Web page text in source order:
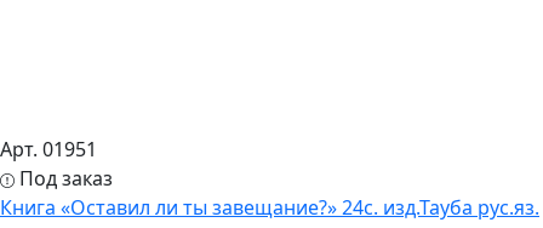
Арт. 01951
Под заказ
Книга «Оставил ли ты завещание?» 24с. изд.Тауба рус.яз.